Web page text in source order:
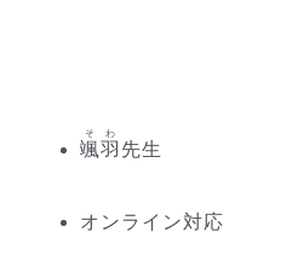
颯羽
そわ
先生
オンライン対応